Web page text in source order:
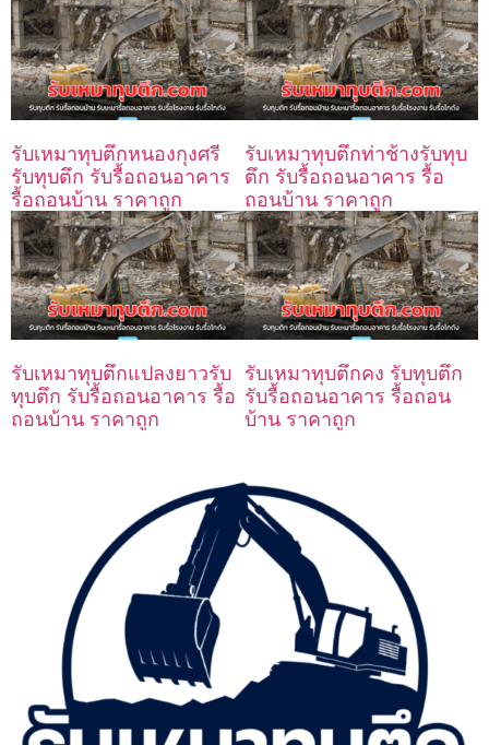
รับเหมาทุบตึกหนองกุงศรี
รับทุบตึก รับรื้อถอนอาคาร
รื้อถอนบ้าน ราคาถูก
รับเหมาทุบตึกท่าช้างรับทุบ
ตึก รับรื้อถอนอาคาร รื้อ
ถอนบ้าน ราคาถูก
รับเหมาทุบตึกแปลงยาวรับ
ทุบตึก รับรื้อถอนอาคาร รื้อ
ถอนบ้าน ราคาถูก
รับเหมาทุบตึกคง รับทุบตึก
รับรื้อถอนอาคาร รื้อถอน
บ้าน ราคาถูก